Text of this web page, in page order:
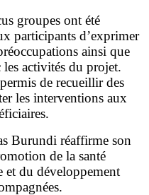
groupes ont été
participants d’exprimer
ainsi que
activités du projet.
de recueillir des
les interventions aux
Burundi réaffirme son
de la santé
et du développement